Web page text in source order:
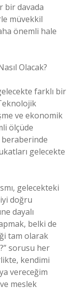
bir davada
müvekkil
önemli hale
Olacak?
farklı bir
ve ekonomik
ölçüde
beraberinde
gelecekte
gelecekteki
doğru
dayalı
belki de
tam olarak
sorusu her
kendimi
vereceğim
meslek